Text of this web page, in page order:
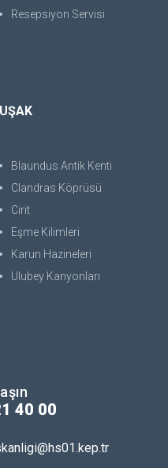
Resepsiyon Servisi
UŞAK
Blaundus Antik Kenti
Clandras Köprüsü
Cirit
Eşme Kilimleri
Karun Hazineleri
Ulubey Kanyonları
40 00